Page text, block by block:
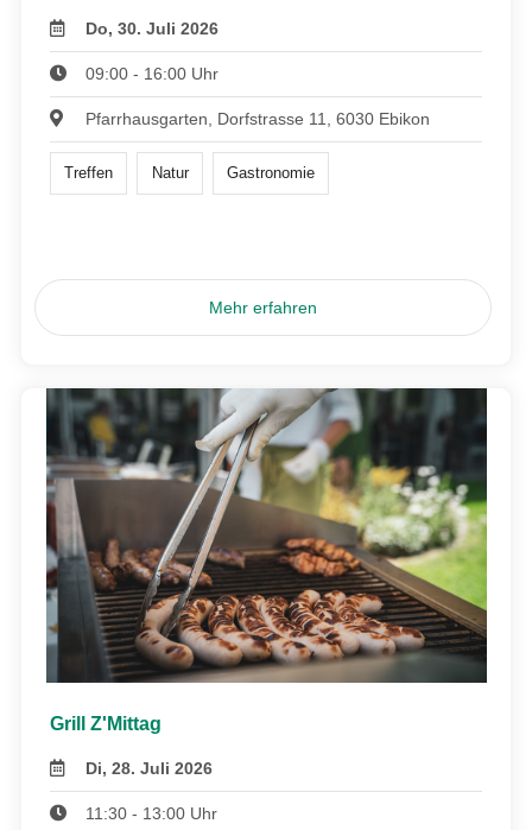
Do, 30. Juli 2026
09:00 - 16:00 Uhr
Pfarrhausgarten, Dorfstrasse 11, 6030 Ebikon
Treffen Natur Gastronomie
Mehr erfahren
Grill Z'Mittag
Di, 28. Juli 2026
11:30 - 13:00 Uhr